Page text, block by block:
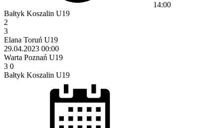
14:00
Bałtyk Koszalin U19
2
3
Elana Toruń U19
29.04.2023 00:00
Warta Poznań U19
3 0
Bałtyk Koszalin U19